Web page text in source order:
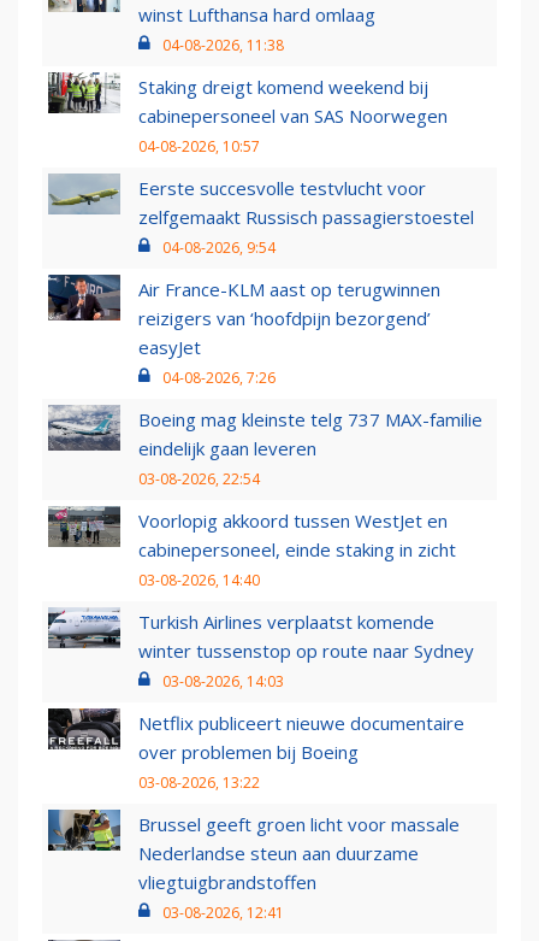
winst Lufthansa hard omlaag
04-08-2026, 11:38
Staking dreigt komend weekend bij
cabinepersoneel van SAS Noorwegen
04-08-2026, 10:57
Eerste succesvolle testvlucht voor
zelfgemaakt Russisch passagierstoestel
04-08-2026, 9:54
Air France-KLM aast op terugwinnen
reizigers van ‘hoofdpijn bezorgend’
easyJet
04-08-2026, 7:26
Boeing mag kleinste telg 737 MAX-familie
eindelijk gaan leveren
03-08-2026, 22:54
Voorlopig akkoord tussen WestJet en
cabinepersoneel, einde staking in zicht
03-08-2026, 14:40
Turkish Airlines verplaatst komende
winter tussenstop op route naar Sydney
03-08-2026, 14:03
Netflix publiceert nieuwe documentaire
over problemen bij Boeing
03-08-2026, 13:22
Brussel geeft groen licht voor massale
Nederlandse steun aan duurzame
vliegtuigbrandstoffen
03-08-2026, 12:41